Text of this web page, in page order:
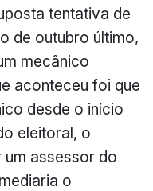
tentativa de
de outubro último,
mecânico
aconteceu foi que
desde o início
eleitoral, o
assessor do
o